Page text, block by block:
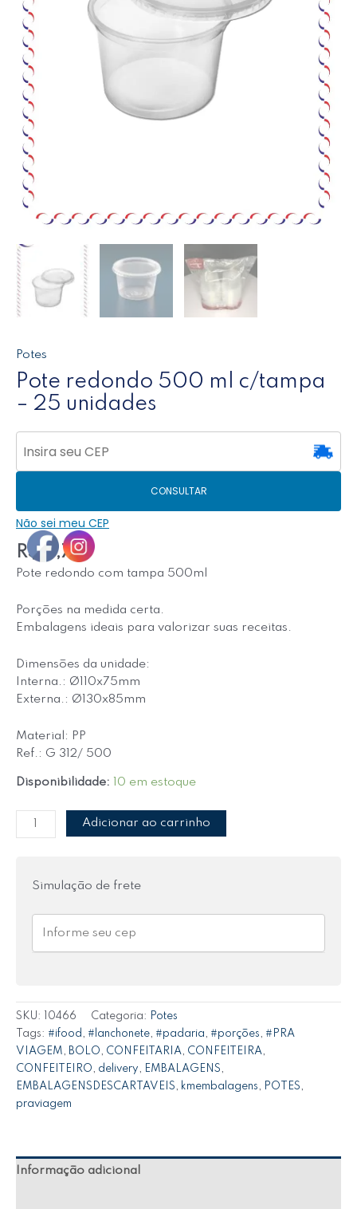
Potes
Pote redondo 500 ml c/tampa
– 25 unidades
CONSULTAR
Não sei meu CEP
R$17,70
Pote redondo com tampa 500ml
Porções na medida certa.
Embalagens ideais para valorizar suas receitas.
Dimensões da unidade:
Interna.: Ø110x75mm
Externa.: Ø130x85mm
Material: PP
Ref.: G 312/ 500
Disponibilidade: 10 em estoque
Adicionar ao carrinho
Simulação de frete
SKU: 10466 Categoria: Potes
Tags: #ifood , #lanchonete, #padaria, #porções, #PRA
VIAGEM, BOLO, CONFEITARIA, CONFEITEIRA,
CONFEITEIRO, delivery, EMBALAGENS,
EMBALAGENSDESCARTAVEIS, kmembalagens, POTES,
praviagem
Informação adicional